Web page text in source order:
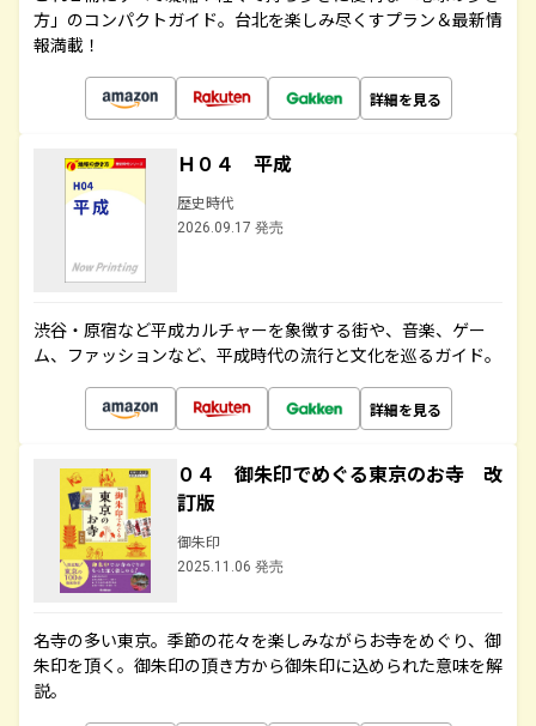
方」のコンパクトガイド。台北を楽しみ尽くすプラン＆最新情
報満載！
詳細を見る
Ｈ０４ 平成
歴史時代
2026.09.17 発売
渋谷・原宿など平成カルチャーを象徴する街や、音楽、ゲー
ム、ファッションなど、平成時代の流行と文化を巡るガイド。
詳細を見る
０４ 御朱印でめぐる東京のお寺 改
訂版
御朱印
2025.11.06 発売
名寺の多い東京。季節の花々を楽しみながらお寺をめぐり、御
朱印を頂く。御朱印の頂き方から御朱印に込められた意味を解
説。